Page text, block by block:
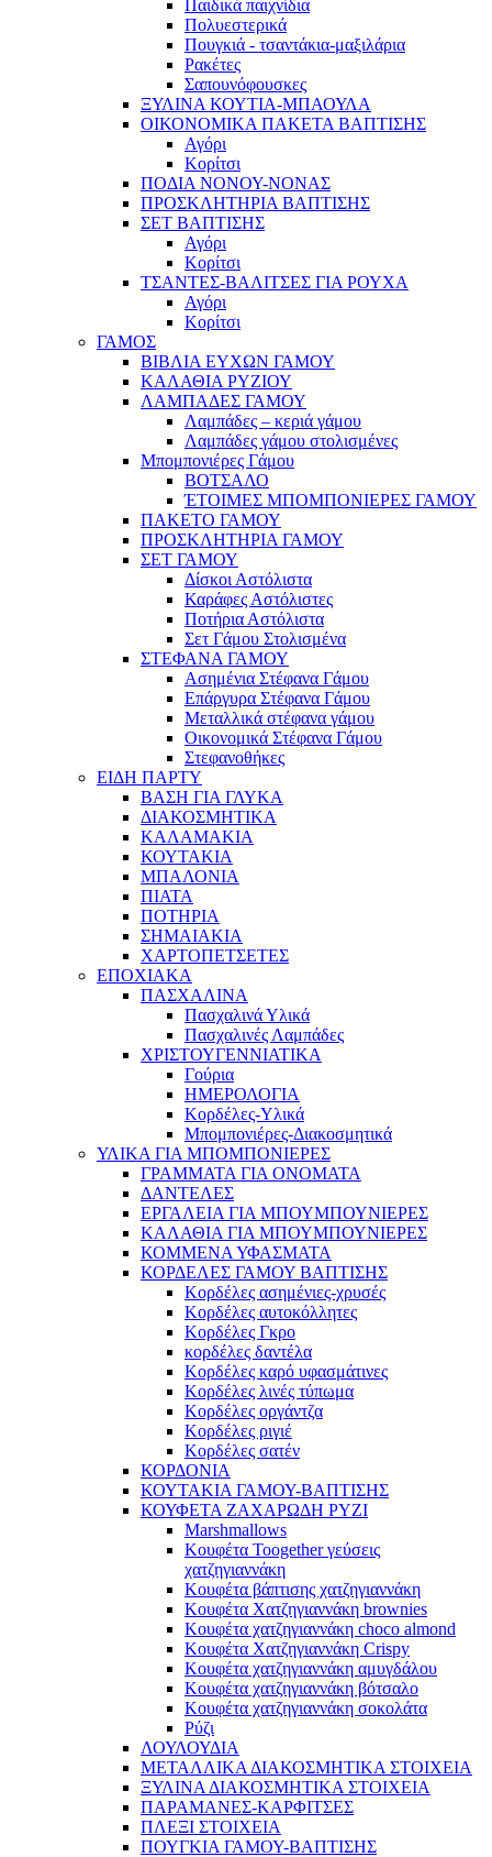
Παιδικά παιχνίδια
Πολυεστερικά
Πουγκιά - τσαντάκια-μαξιλάρια
Ρακέτες
Σαπουνόφουσκες
ΞΥΛΙΝΑ ΚΟΥΤΙΑ-ΜΠΑΟΥΛΑ
ΟΙΚΟΝΟΜΙΚΑ ΠΑΚΕΤΑ ΒΑΠΤΙΣΗΣ
Αγόρι
Κορίτσι
ΠΟΔΙΑ ΝΟΝΟΥ-ΝΟΝΑΣ
ΠΡΟΣΚΛΗΤΗΡΙΑ ΒΑΠΤΙΣΗΣ
ΣΕΤ ΒΑΠΤΙΣΗΣ
Αγόρι
Κορίτσι
ΤΣΑΝΤΕΣ-ΒΑΛΙΤΣΕΣ ΓΙΑ ΡΟΥΧΑ
Αγόρι
Κορίτσι
ΓΑΜΟΣ
ΒΙΒΛΙΑ ΕΥΧΩΝ ΓΑΜΟΥ
ΚΑΛΑΘΙΑ ΡΥΖΙΟΥ
ΛΑΜΠΑΔΕΣ ΓΑΜΟΥ
Λαμπάδες – κεριά γάμου
Λαμπάδες γάμου στολισμένες
Μπομπονιέρες Γάμου
ΒΟΤΣΑΛΟ
ΈΤΟΙΜΕΣ ΜΠΟΜΠΟΝΙΕΡΕΣ ΓΑΜΟΥ
ΠΑΚΕΤΟ ΓΑΜΟΥ
ΠΡΟΣΚΛΗΤΗΡΙΑ ΓΑΜΟΥ
ΣΕΤ ΓΑΜΟΥ
Δίσκοι Αστόλιστα
Καράφες Αστόλιστες
Ποτήρια Αστόλιστα
Σετ Γάμου Στολισμένα
ΣΤΕΦΑΝΑ ΓΑΜΟΥ
Ασημένια Στέφανα Γάμου
Επάργυρα Στέφανα Γάμου
Μεταλλικά στέφανα γάμου
Οικονομικά Στέφανα Γάμου
Στεφανοθήκες
ΕΙΔΗ ΠΑΡΤΥ
ΒΑΣΗ ΓΙΑ ΓΛΥΚΑ
ΔΙΑΚΟΣΜΗΤΙΚΑ
ΚΑΛΑΜΑΚΙΑ
ΚΟΥΤΑΚΙΑ
ΜΠΑΛΟΝΙΑ
ΠΙΑΤΑ
ΠΟΤΗΡΙΑ
ΣΗΜΑΙΑΚΙΑ
ΧΑΡΤΟΠΕΤΣΕΤΕΣ
ΕΠΟΧΙΑΚΑ
ΠΑΣΧΑΛΙΝΑ
Πασχαλινά Υλικά
Πασχαλινές Λαμπάδες
ΧΡΙΣΤΟΥΓΕΝΝΙΑΤΙΚΑ
Γούρια
ΗΜΕΡΟΛΟΓΙΑ
Κορδέλες-Υλικά
Μπομπονιέρες-Διακοσμητικά
ΥΛΙΚΑ ΓΙΑ ΜΠΟΜΠΟΝΙΕΡΕΣ
ΓΡΑΜΜΑΤΑ ΓΙΑ ΟΝΟΜΑΤΑ
ΔΑΝΤΕΛΕΣ
ΕΡΓΑΛΕΙΑ ΓΙΑ ΜΠΟΥΜΠΟΥΝΙΕΡΕΣ
ΚΑΛΑΘΙΑ ΓΙΑ ΜΠΟΥΜΠΟΥΝΙΕΡΕΣ
ΚΟΜΜΕΝΑ ΥΦΑΣΜΑΤΑ
ΚΟΡΔΕΛΕΣ ΓΑΜΟΥ ΒΑΠΤΙΣΗΣ
Κορδέλες ασημένιες-χρυσές
Κορδέλες αυτοκόλλητες
Κορδέλες Γκρο
κορδέλες δαντέλα
Κορδέλες καρό υφασμάτινες
Κορδέλες λινές τύπωμα
Κορδέλες οργάντζα
Κορδέλες ριγιέ
Κορδέλες σατέν
ΚΟΡΔΟΝΙΑ
ΚΟΥΤΑΚΙΑ ΓΑΜΟΥ-ΒΑΠΤΙΣΗΣ
ΚΟΥΦΕΤΑ ΖΑΧΑΡΩΔΗ ΡΥΖΙ
Marshmallows
Κουφέτα Toogether γεύσεις
χατζηγιαννάκη
Κουφέτα βάπτισης χατζηγιαννάκη
Κουφέτα Χατζηγιαννάκη brownies
Κουφέτα χατζηγιαννάκη choco almond
Κουφέτα Χατζηγιαννάκη Crispy
Κουφέτα χατζηγιαννάκη αμυγδάλου
Κουφέτα χατζηγιαννάκη βότσαλο
Κουφέτα χατζηγιαννάκη σοκολάτα
Ρύζι
ΛΟΥΛΟΥΔΙΑ
ΜΕΤΑΛΛΙΚΑ ΔΙΑΚΟΣΜΗΤΙΚΑ ΣΤΟΙΧΕΙΑ
ΞΥΛΙΝΑ ΔΙΑΚΟΣΜΗΤΙΚΑ ΣΤΟΙΧΕΙΑ
ΠΑΡΑΜΑΝΕΣ-ΚΑΡΦΙΤΣΕΣ
ΠΛΕΞΙ ΣΤΟΙΧΕΙΑ
ΠΟΥΓΚΙΑ ΓΑΜΟΥ-ΒΑΠΤΙΣΗΣ